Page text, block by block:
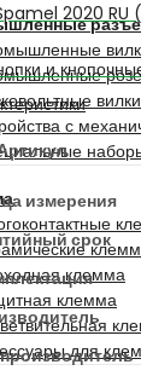
с
клемма
клемма
для
2020 RU
и
измерения
срок